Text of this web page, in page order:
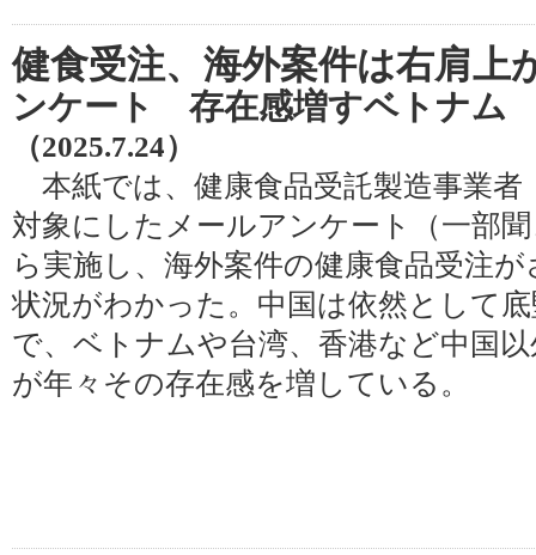
健食受注、海外案件は右肩上
ンケート 存在感増すベトナム
（2025.7.24）
本紙では、健康食品受託製造事業者
対象にしたメールアンケート（一部
ら実施し、海外案件の健康食品受注
状況がわかった。中国は依然として
で、ベトナムや台湾、香港など中国
が年々その存在感を増している。